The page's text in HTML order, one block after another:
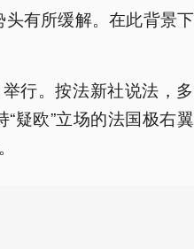
有所缓解。在此背景
行。按法新社说法，
疑欧”立场的法国极右